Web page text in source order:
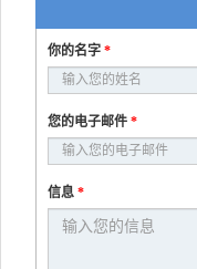
你的名字 *
您的电子邮件 *
信息 *